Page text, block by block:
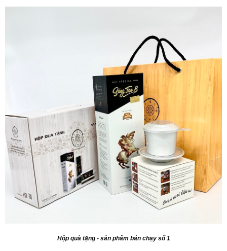
Hộp quà tặng - sản phẩm bán chạy số 1